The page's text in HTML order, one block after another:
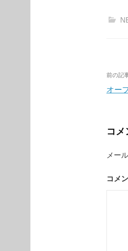
投
稿
ビ
ー
シ
ョ
前の記
オー
コメ
メー
コメ